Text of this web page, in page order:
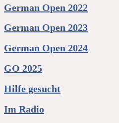
German Open 2022
German Open 2023
German Open 2024
GO 2025
Hilfe gesucht
Im Radio